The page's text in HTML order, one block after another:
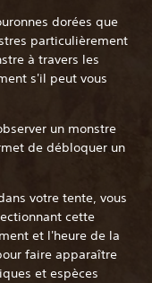
dorées que
particulièrement
à travers les
s'il peut vous
un monstre
de débloquer un
votre tente, vous
cette
et l'heure de la
faire apparaître
et espèces